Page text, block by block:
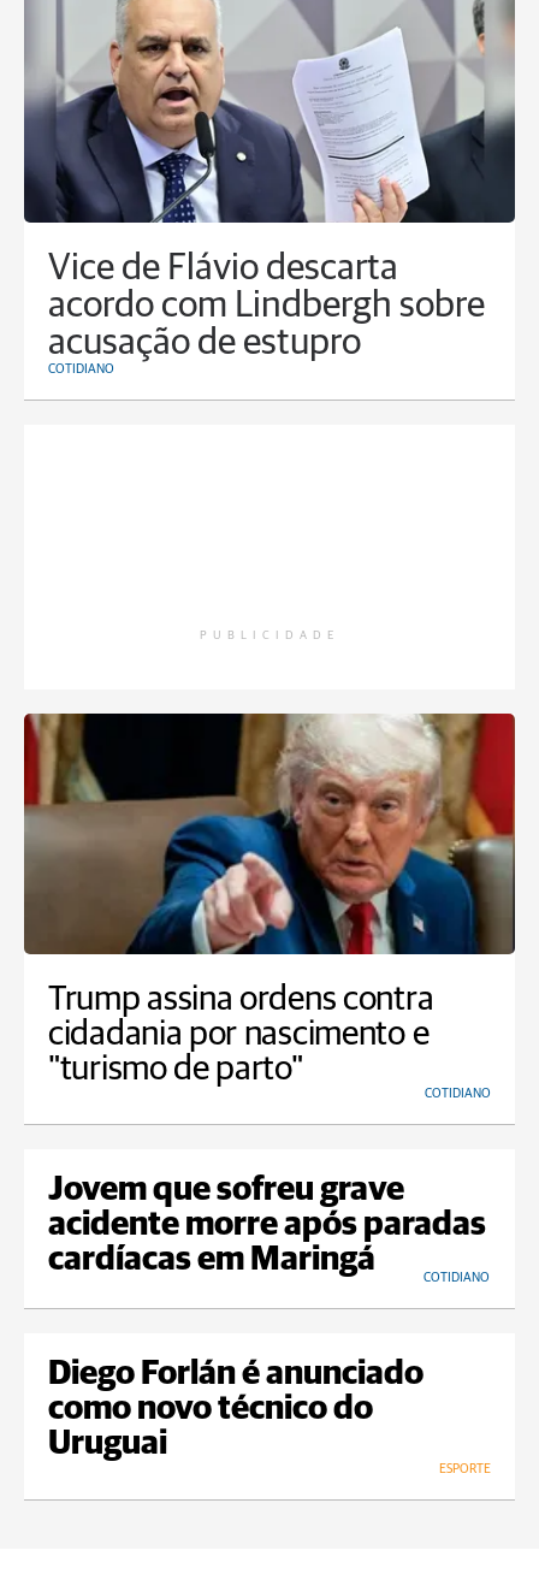
Vice de Flávio descarta
acordo com Lindbergh sobre
acusação de estupro
COTIDIANO
PUBLICIDADE
Trump assina ordens contra
cidadania por nascimento e
"turismo de parto"
COTIDIANO
Jovem que sofreu grave
acidente morre após paradas
cardíacas em Maringá
COTIDIANO
Diego Forlán é anunciado
como novo técnico do
Uruguai
ESPORTE